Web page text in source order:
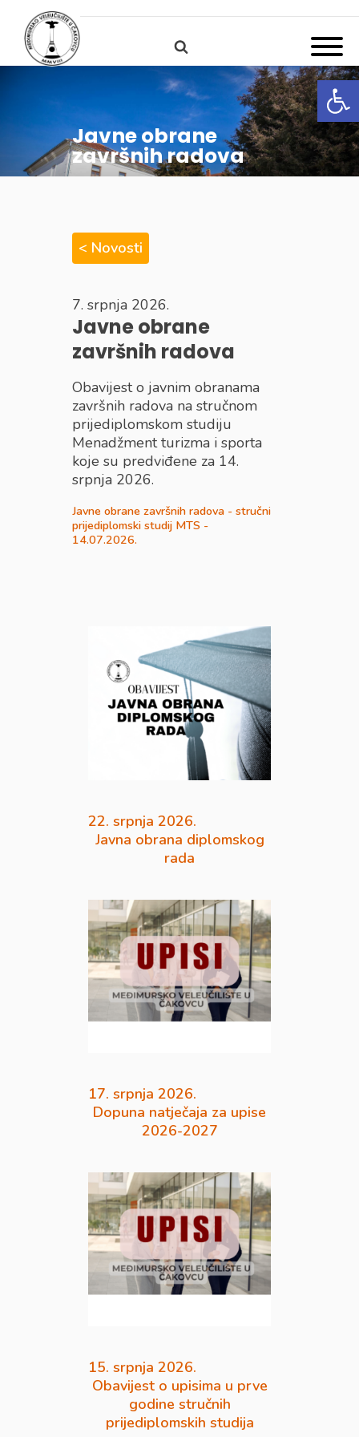
Javne obrane
završnih radova
< Novosti
7. srpnja 2026.
Javne obrane
završnih radova
Obavijest o javnim obranama
završnih radova na stručnom
prijediplomskom studiju
Menadžment turizma i sporta
koje su predviđene za 14.
srpnja 2026.
Javne obrane završnih radova - stručni
prijediplomski studij MTS -
14.07.2026.
22. srpnja 2026.
Javna obrana diplomskog
rada
17. srpnja 2026.
Dopuna natječaja za upise
2026-2027
15. srpnja 2026.
Obavijest o upisima u prve
godine stručnih
prijediplomskih studija